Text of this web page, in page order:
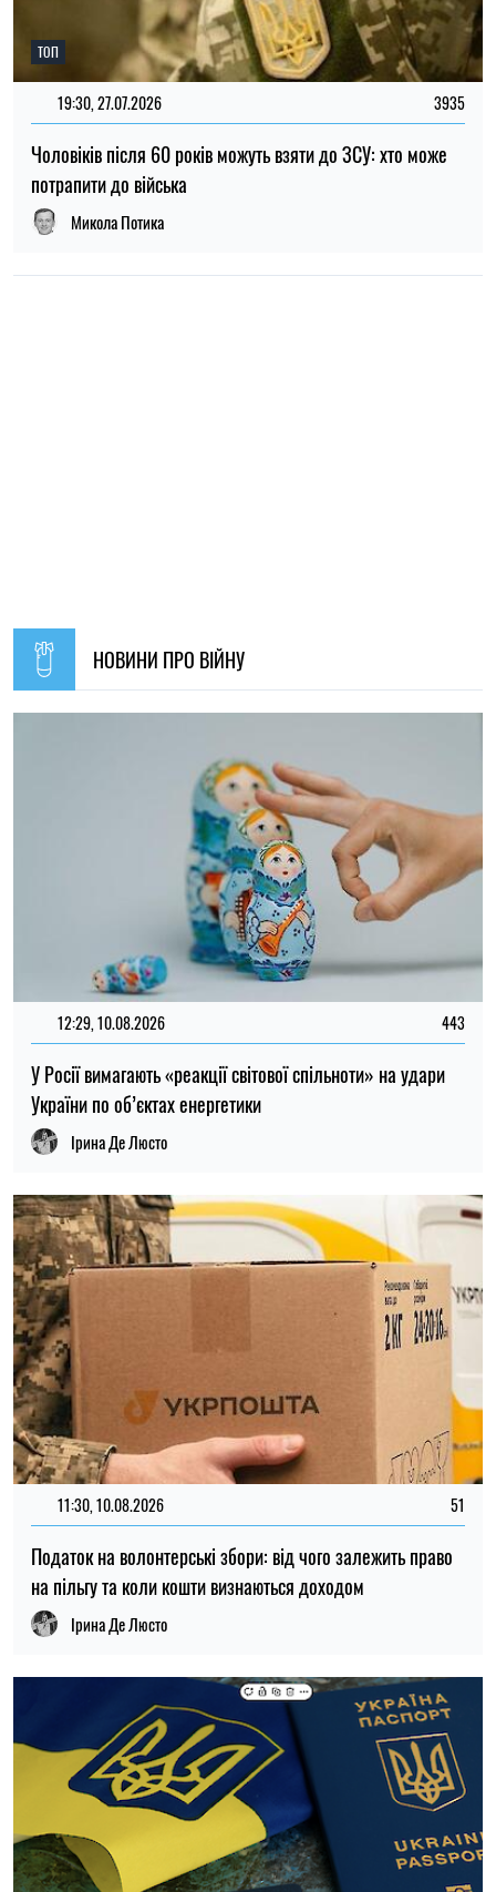
12:29, 10.08.2026
У Росії вимагають «реакції світової спільноти» на удари
11:30, 10.08.2026
Податок на волонтерські збори: від чого залежить право
на пільгу та коли кошти визнаються доходом
Ірина Де Люсто
19:30, 07.08.2026
Українців за кордоном запрошують долучитися до
створення Мережі єдності: як подати пропозиції
Олена Ткаліч